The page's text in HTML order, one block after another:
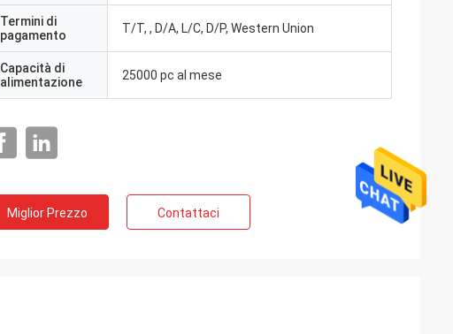
Termini di
pagamento
T/T, , D/A, L/C, D/P, Western Union
Capacità di
alimentazione
25000 pc al mese
Miglior Prezzo Contattaci